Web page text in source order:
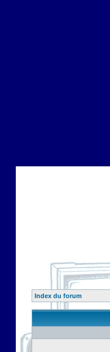
Index du forum